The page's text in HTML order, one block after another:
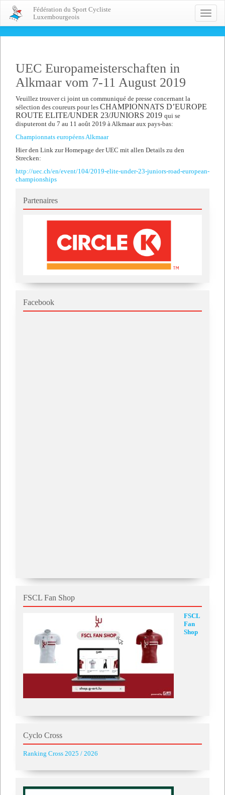
Toggle
Fédération du Sport Cycliste
Luxembourgeois
UEC Europameisterschaften in
Alkmaar vom 7-11 August 2019
Veuillez trouver ci joint un communiqué de presse concernant la
sélection des coureurs pour les CHAMPIONNATS D’EUROPE
ROUTE ELITE/UNDER 23/JUNIORS 2019 qui se
disputeront du 7 au 11 août 2019 à Alkmaar aux pays-bas:
Championnats européens Alkmaar
Hier den Link zur Homepage der UEC mit allen Details zu den
Strecken:
http://uec.ch/en/event/104/2019-elite-under-23-juniors-road-european-
championships
Partenaires
Facebook
FSCL Fan Shop
FSCL
Fan
Shop
Cyclo Cross
Ranking Cross 2025 / 2026